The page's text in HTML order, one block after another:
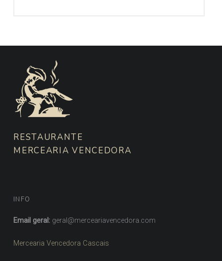
FOOTER SIDEBAR
RESTAURANTE
MERCEARIA VENCEDORA
INFO
Email geral: geral@merceariavencedora.com
Mercearia Vencedora Cascais